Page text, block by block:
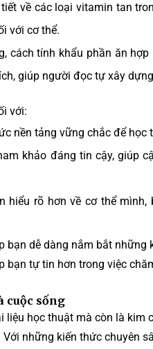
về các loại vitamin tan
với cơ thể.
cách tính khẩu phần ăn
giúp người đọc tự xây
với:
nền tảng vững chắc để học
khảo đáng tin cậy, giúp
hiểu rõ hơn về cơ thể
bạn dễ dàng nắm bắt những
bạn tự tin hơn trong việc
cuộc sống
liệu học thuật mà còn là kim
những kiến thức chuyên